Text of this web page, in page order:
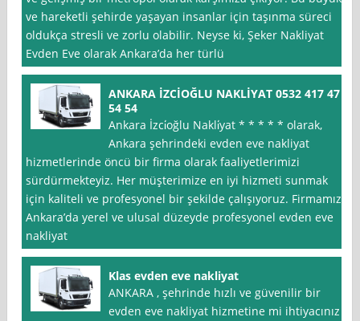
ve hareketli şehirde yaşayan insanlar için taşınma süreci
oldukça stresli ve zorlu olabilir. Neyse ki, Şeker Nakliyat
Evden Eve olarak Ankara’da her türlü
ANKARA İZCİOĞLU NAKLİYAT 0532 417 47
54 54
Ankara İzci̇oğlu Nakli̇yat * * * * * olarak,
Ankara şehrindeki evden eve nakliyat
hizmetlerinde öncü bir firma olarak faaliyetlerimizi
sürdürmekteyiz. Her müşterimize en iyi hizmeti sunmak
için kaliteli ve profesyonel bir şekilde çalışıyoruz. Firmamız,
Ankara’da yerel ve ulusal düzeyde profesyonel evden eve
nakliyat
Klas evden eve nakliyat
ANKARA , şehrinde hızlı ve güvenilir bir
evden eve nakliyat hizmetine mi ihtiyacınız